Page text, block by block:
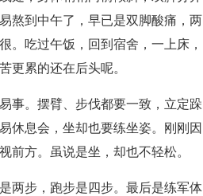
熬到中午了，早已是双脚酸痛，两
。吃过午饭，回到宿舍，一上床，
更累的还在后头呢。
事。摆臂、步伐都要一致，立定跺
休息会，坐却也要练坐姿。刚刚因
前方。虽说是坐，却也不轻松。
两步，跑步是四步。最后是练军体